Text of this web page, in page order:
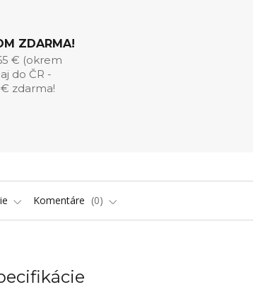
ZDARMA!
€ (okrem
do ČR -
zdarma!
Komentáre 0